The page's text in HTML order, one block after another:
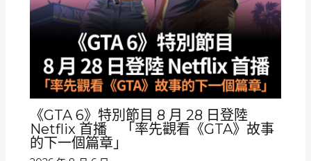
《GTA 6》特別節目 8 月 28 日登陸
Netflix 首播 「率先觀看《GTA》故事
的下一個篇章」